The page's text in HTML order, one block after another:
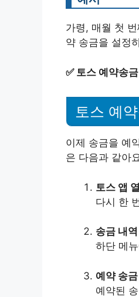
가령, 매월 첫
약 송금을 설정
✅ 토스 예약송
토스 예
이제 송금을 예
은 다음과 같아
토스 앱
다시 한
송금 내역
하단 메
예약 송
예약된